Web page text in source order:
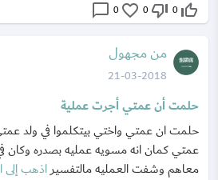
thumb_up_off_alt
0
thumb_down_off_alt
0
favorite_border
0
chat_bubble_outline
من مجهول
21-03-2018
حلمت أن عمتي أجرت عملية
حلمت ان عمتي واختي بيتكلموا في ولد
عمتي كمان انه مسويه عمليه بصدره وكان
معاهم وشفت العمليه مالتفسيراذهب إلى